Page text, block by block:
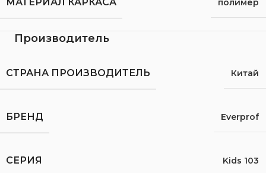
МАТЕРИАЛ КАРКАСА полимер
Производитель
СТРАНА ПРОИЗВОДИТЕЛЬ Китай
БРЕНД Everprof
СЕРИЯ Kids 103